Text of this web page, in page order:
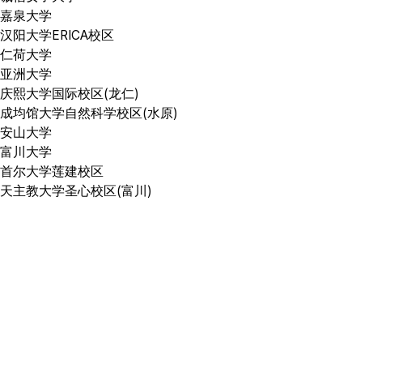
嘉泉大学
汉阳大学ERICA校区
仁荷大学
亚洲大学
庆熙大学国际校区(龙仁)
成均馆大学自然科学校区(水原)
安山大学
富川大学
首尔大学莲建校区
天主教大学圣心校区(富川)